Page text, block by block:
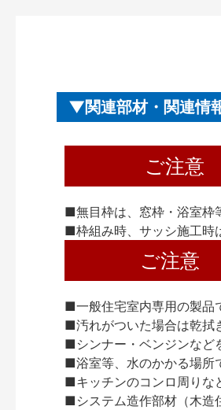
関連部材・関連情
ご注意
■無目枠は、窓枠・浴室枠
■枠組み時、サッシ施工時
ご注意
■一般住宅室内専用の製品
■汚れがついた場合は乾拭
■シンナー・ベンジンなど
■浴室等、水のかかる場所
■キッチンのコンロ周りな
■システム造作部材（木造